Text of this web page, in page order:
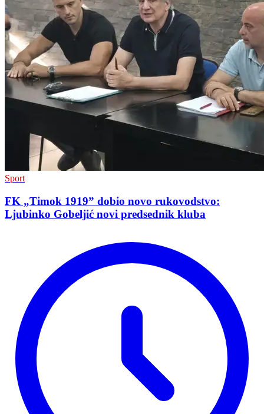
Sport
FK „Timok 1919” dobio novo rukovodstvo:
Ljubinko Gobeljić novi predsednik kluba